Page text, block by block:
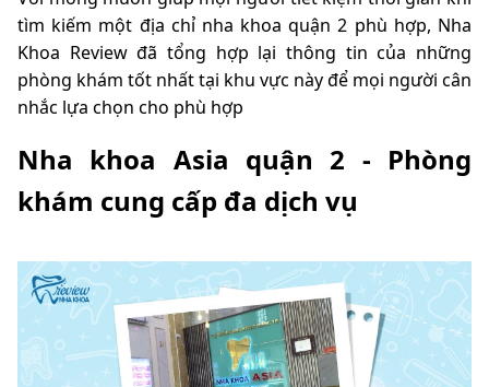
tìm kiếm một địa chỉ nha khoa quận 2 phù hợp, Nha
Khoa Review đã tổng hợp lại thông tin của những
phòng khám tốt nhất tại khu vực này để mọi người cân
nhắc lựa chọn cho phù hợp
Nha khoa Asia quận 2 - Phòng
khám cung cấp đa dịch vụ